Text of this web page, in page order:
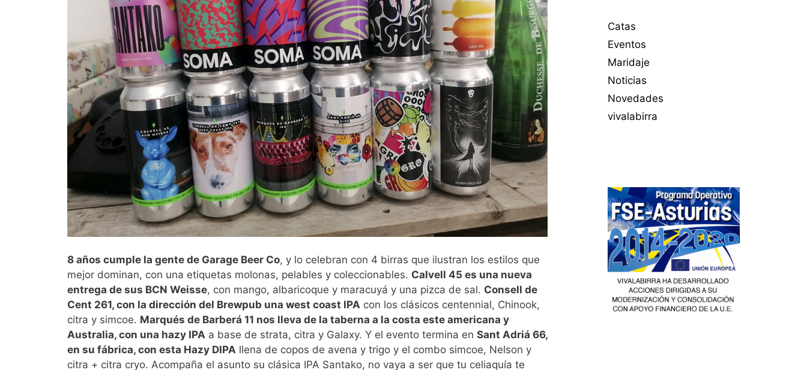
8 años cumple la gente de Garage Beer Co, y lo celebran con 4 birras que ilustran los estilos que
mejor dominan, con una etiquetas molonas, pelables y coleccionables. Calvell 45 es una nueva
entrega de sus BCN Weisse, con mango, albaricoque y maracuyá y una pizca de sal. Consell de
Cent 261, con la dirección del Brewpub una west coast IPA con los clásicos centennial, Chinook,
citra y simcoe. Marqués de Barberá 11 nos lleva de la taberna a la costa este americana y
Australia, con una hazy IPA a base de strata, citra y Galaxy. Y el evento termina en Sant Adriá 66,
en su fábrica, con esta Hazy DIPA llena de copos de avena y trigo y el combo simcoe, Nelson y
citra + citra cryo. Acompaña el asunto su clásica IPA Santako, no vaya a ser que tu celiaquía te
Catas
Eventos
Maridaje
Noticias
Novedades
vivalabirra